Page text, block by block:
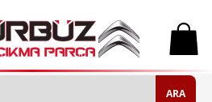
0
ARA